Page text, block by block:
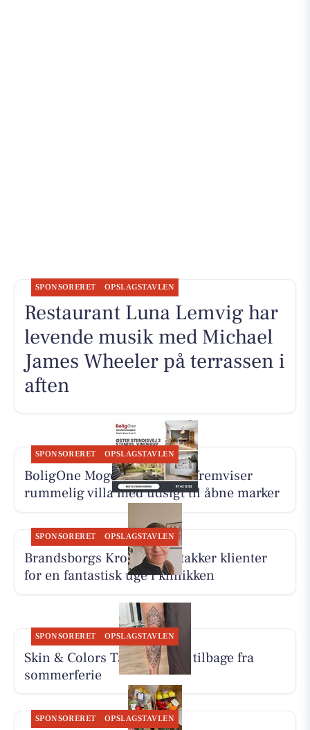
SPONSORERET OPSLAGSTAVLEN
Restaurant Luna Lemvig har
levende musik med Michael
James Wheeler på terrassen i
aften
SPONSORERET OPSLAGSTAVLEN
BoligOne Mogens Kragh I/S fremviser
rummelig villa med udsigt til åbne marker
SPONSORERET OPSLAGSTAVLEN
Brandsborgs Kropsterapi takker klienter
for en fantastisk uge i klinikken
SPONSORERET OPSLAGSTAVLEN
Skin & Colors Tattoo ApS er tilbage fra
sommerferie
SPONSORERET OPSLAGSTAVLEN